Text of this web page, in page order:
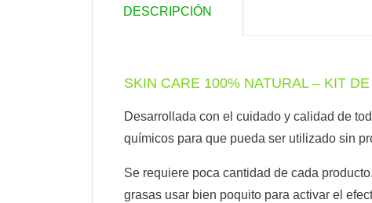
DESCRIPCIÓN
SKIN CARE 100% NATURAL – KIT
Desarrollada con el cuidado y calidad de
químicos para que pueda ser utilizado sin
Se requiere poca cantidad de cada
grasas usar bien poquito para activar el